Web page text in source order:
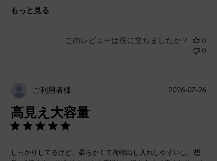
もっと見る
このレビューは役に立ちましたか？
0
0
ご利用者様
高見え大容量
しっかりしてるけど、柔らかくて荷物出し入れしやすいし、想
公
2026-07-26